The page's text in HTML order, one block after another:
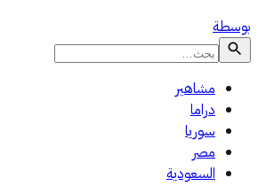
بوسطة
مشاهير
دراما
سوريا
مصر
السعودية